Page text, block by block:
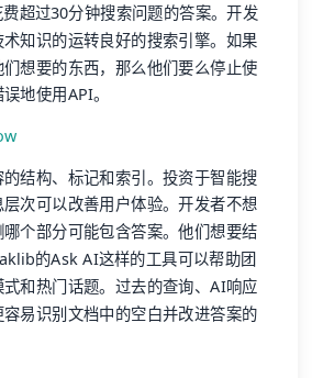
超过30分钟搜索问题的答案。开发
知识的运转良好的搜索引擎。如果
想要的东西，那么他们要么停止使
地使用API。
结构、标记和索引。投资于智能搜
次可以改善用户体验。开发者不想
个部分可能包含答案。他们想要结
的Ask AI这样的工具可以帮助团
和热门话题。过去的查询、AI响应
易识别文档中的空白并改进答案的